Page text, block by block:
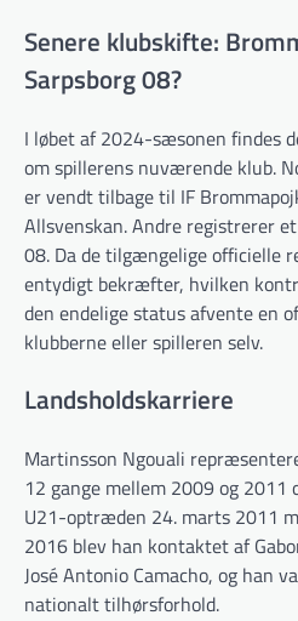
Senere klubskifte:
Sarpsborg 08?
I løbet af 2024-sæsonen findes
om spillerens nuværende klub.
er vendt tilbage til IF
Allsvenskan. Andre registrerer
08. Da de tilgængelige officielle
entydigt bekræfter, hvilken
den endelige status afvente en
klubberne eller spilleren selv.
Landsholdskarriere
Martinsson Ngouali
12 gange mellem 2009 og 2011
U21-optræden 24. marts 2011
2016 blev han kontaktet af
José Antonio Camacho, og han
nationalt tilhørsforhold.